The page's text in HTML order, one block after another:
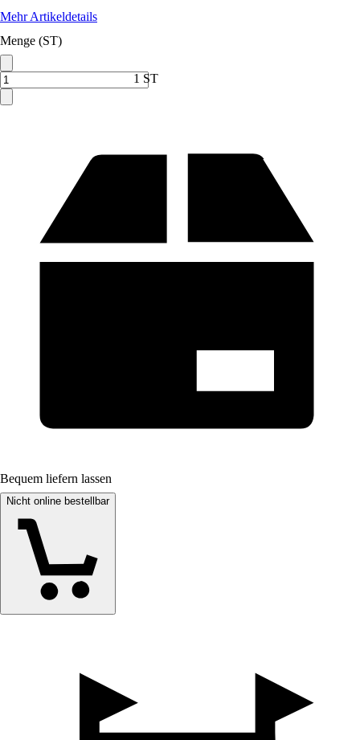
Mehr Artikeldetails
Menge (ST)
1 ST
Bequem liefern lassen
Nicht online bestellbar